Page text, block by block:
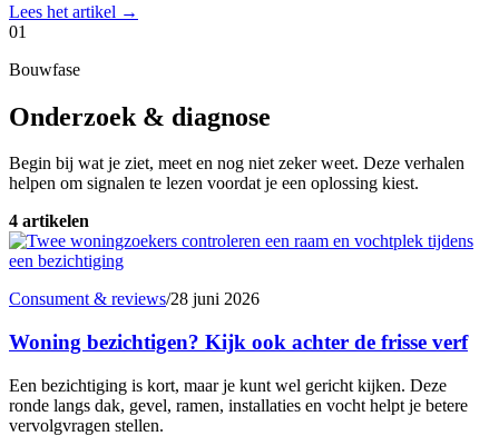
Lees het artikel →
01
Bouwfase
Onderzoek & diagnose
Begin bij wat je ziet, meet en nog niet zeker weet. Deze verhalen
helpen om signalen te lezen voordat je een oplossing kiest.
4 artikelen
Consument & reviews/28 juni 2026
Woning bezichtigen? Kijk ook achter de frisse verf
Een bezichtiging is kort, maar je kunt wel gericht kijken. Deze
ronde langs dak, gevel, ramen, installaties en vocht helpt je betere
vervolgvragen stellen.